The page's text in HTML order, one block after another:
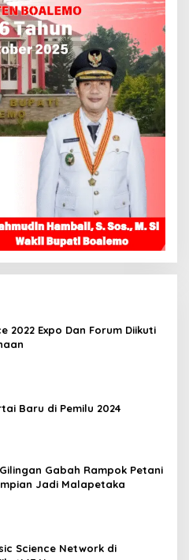
2022 Expo Dan Forum Diikuti
Baru di Pemilu 2024
Gabah Rampok Petani
Jadi Malapetaka
Science Network di